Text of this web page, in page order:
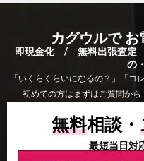
カグウルで お
即現金化 / 無料出張査
の
「いくらくらいになるの？」「
初めての方はまずはご質問から
無料相談・
最短当日対